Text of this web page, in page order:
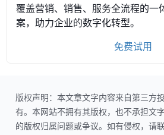
覆盖营销、销售、服务全流程的一
案，助力企业的数字化转型。
免费试用
版权声明：本文章文字内容来自第三方
有。本网站不拥有其版权，也不承担文
的版权归属问题或争议。如有侵权，请联